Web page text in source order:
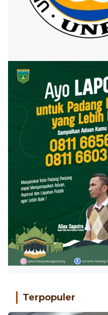
Terpopuler